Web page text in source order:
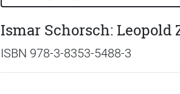
Ismar Schorsch: Leopold
ISBN 978-3-8353-5488-3